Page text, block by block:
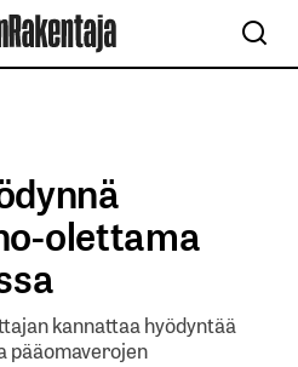
olettama
kannattaa hyödyntää
pääomaverojen